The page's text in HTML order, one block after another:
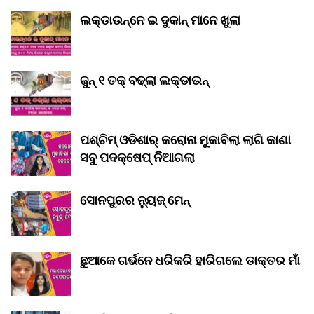
ଲକ୍‌ଡାଉନ୍‌ନେ ଇ ଦୁକାନ୍ ମାନେ ଖୁଲା
ଜୁନ୍ ୧ ତକ୍ ବଢ୍‌ଲା ଲକ୍‌ଡାଉନ୍‌
ପଶ୍ଚିମ୍ ଓଡିଶାର୍ କରୋନା ମୁକାବିଲା ଲାଗି କାଣା
ସବୁ ପଦକ୍ଷେପ୍ ନିଆଗଲା
ସୋନପୁରର ନ୍ୟୁଜ୍ ମେନ୍
ଛୁଆକେ ଗର୍ଭନେ ଧରିକରି ହାରିଗଲେ ଡାକ୍ତର ମାଁ